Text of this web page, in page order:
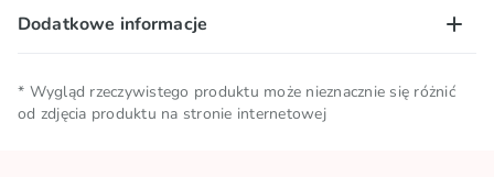
tłuszcz MLECZNY, emulgator (E322 (SOJA)), tłuszcz
palmowy. Może zawierać śladowe ilości ORZECHÓW
LASKOWYCH. W mlecznej czekoladzie: masa
kakaowa minimum 25 %, masa mleczna minimum 14
100 g/ml:
węglowodany – 53g, w tym cukry – 52g; białko – 7,2g;
sól – 0,26g.
Dodatkowe informacje
Warunki
przechowywania
Przechowywać w chłodnym i
suchym miejscu
* Wygląd rzeczywistego produktu może nieznacznie się różnić
od zdjęcia produktu na stronie internetowej